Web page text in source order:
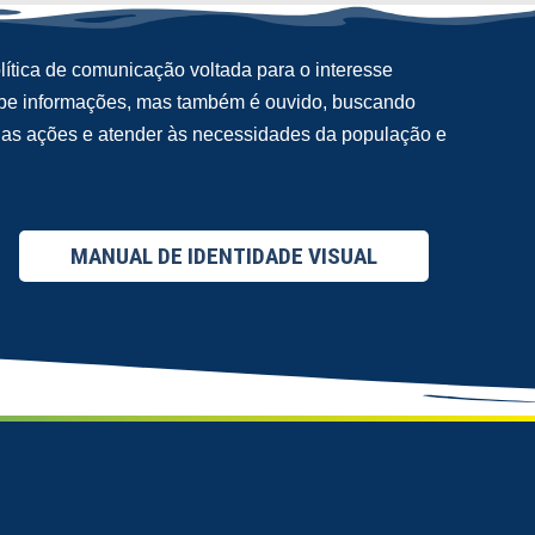
de comunicação voltada para o interesse
informações, mas também é ouvido, buscando
ações e atender às necessidades da população e
MANUAL DE IDENTIDADE VISUAL